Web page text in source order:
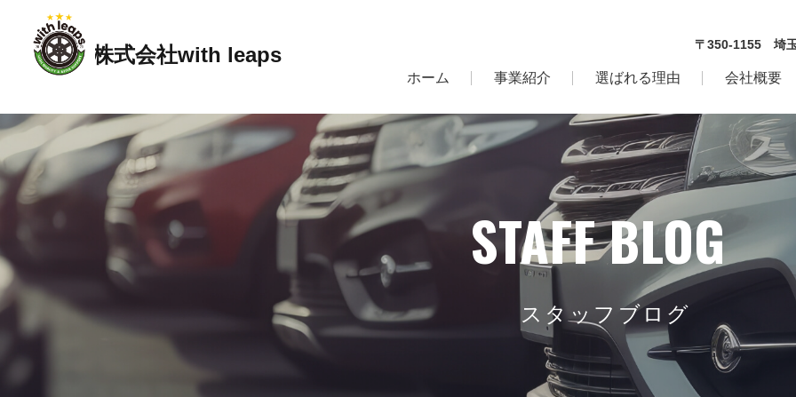
株式会社with leaps 〒350‐1155 埼
ホーム 事業紹介 選ばれる理由 会社概要
STAFF BLOG
スタッフブログ